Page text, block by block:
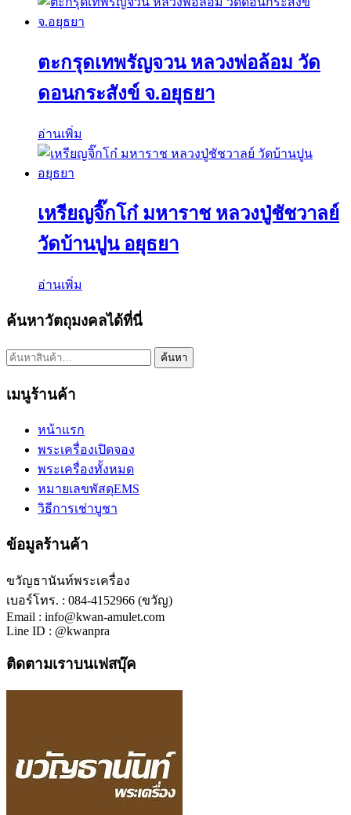
ตะกรุดเทพรัญจวน หลวงพ่อล้อม วัด
ดอนกระสังข์ จ.อยุธยา
อ่านเพิ่ม
เหรียญจิ๊กโก๋ มหาราช หลวงปู่ชัชวาลย์
วัดบ้านปูน อยุธยา
อ่านเพิ่ม
ค้นหาวัตถุมงคลได้ที่นี่
ค้นหา: ค้นหา
เมนูร้านค้า
หน้าแรก
พระเครื่องเปิดจอง
พระเครื่องทั้งหมด
หมายเลขพัสดุEMS
วิธีการเช่าบูชา
ข้อมูลร้านค้า
ขวัญธานันท์พระเครื่อง
เบอร์โทร. : 084-4152966 (ขวัญ)
Email : info@kwan-amulet.com
Line ID : @kwanpra
ติดตามเราบนเฟสบุ๊ค